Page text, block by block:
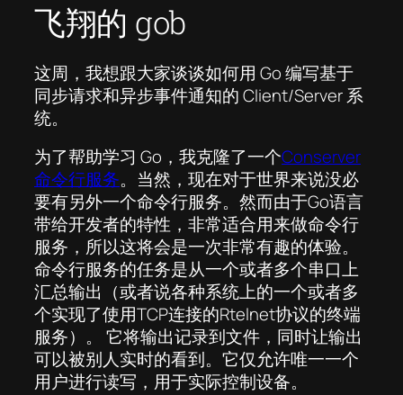
飞翔的 gob
这周，我想跟大家谈谈如何用 Go 编写基于
同步请求和异步事件通知的 Client/Server 系
统。
为了帮助学习 Go，我克隆了一个Conserver
命令行服务。当然，现在对于世界来说没必
要有另外一个命令行服务。然而由于Go语言
带给开发者的特性，非常适合用来做命令行
服务，所以这将会是一次非常有趣的体验。
命令行服务的任务是从一个或者多个串口上
汇总输出（或者说各种系统上的一个或者多
个实现了使用TCP连接的Rtelnet协议的终端
服务）。 它将输出记录到文件，同时让输出
可以被别人实时的看到。它仅允许唯一一个
用户进行读写，用于实际控制设备。